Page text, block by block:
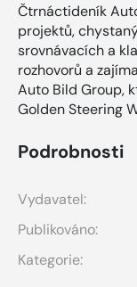
Čtrnáctideník
projektů,
srovnávacích a
rozhovorů a
Auto Bild Group,
Golden Steering
Podrobnosti
Vydavatel:
Publikováno:
Kategorie: